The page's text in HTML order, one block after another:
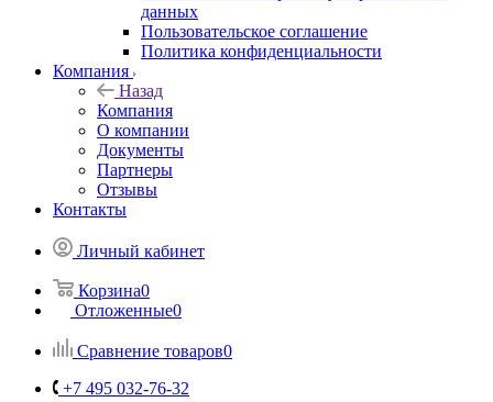
данных
Пользовательское соглашение
Политика конфиденциальности
Компания
Назад
Компания
О компании
Документы
Партнеры
Отзывы
Контакты
Личный кабинет
Корзина0
Отложенные0
Сравнение товаров0
+7 495 032-76-32